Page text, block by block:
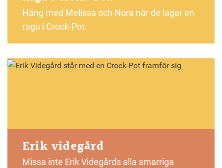
Häng med Melissa och Nora när de lagar en
ragu i Crock-Pot.
Erik videgård
Missa inte Erik Videgårds alla smarriga